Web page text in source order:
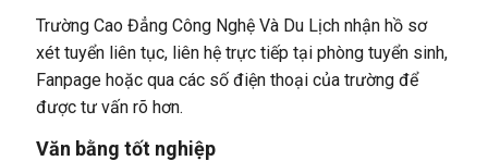
Trường Cao Đẳng Công Nghệ Và Du Lịch nhận hồ sơ
xét tuyển liên tục, liên hệ trực tiếp tại phòng tuyển sinh,
Fanpage hoặc qua các số điện thoại của trường để
được tư vấn rõ hơn.
Văn bằng tốt nghiệp